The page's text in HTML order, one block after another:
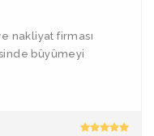
nakliyat firması
büyümeyi